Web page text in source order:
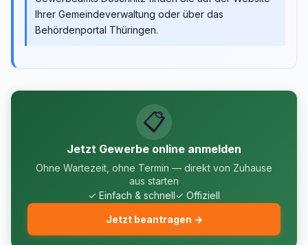
Ihrer Gemeindeverwaltung oder über das
Behördenportal Thüringen.
📋
Jetzt Gewerbe online anmelden
Ohne Wartezeit, ohne Termin — direkt von Zuhause
aus starten
✓ Einfach & schnell✓ Offiziell
Jetzt beantragen →